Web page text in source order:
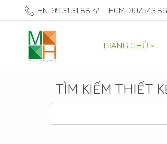
HN: 09.31.31.88.77 HCM:
TRANG CHỦ
TÌM KIẾM THIẾT